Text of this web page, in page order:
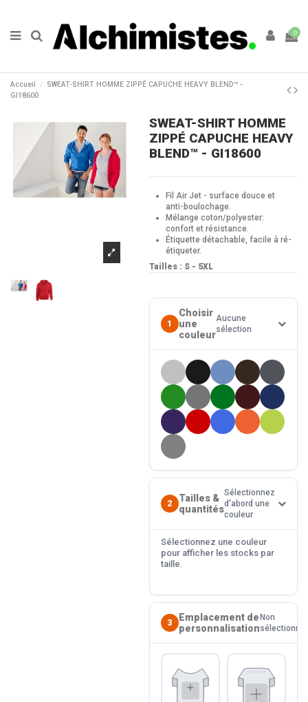
0
Accueil
SWEAT-SHIRT HOMME ZIPPÉ CAPUCHE HEAVY BLEND™ -
GI18600
SWEAT-SHIRT HOMME
ZIPPÉ CAPUCHE HEAVY
BLEND™ - GI18600
Fil Air Jet - surface douce et
anti-boulochage.
Mélange coton/polyester:
confort et résistance.
Étiquette détachable, facile à ré-
étiqueter.
Tailles : S - 5XL
1
Choisir
une
couleur
Aucune
sélection
2
Tailles &
quantités
Sélectionnez
d'abord une
couleur
Sélectionnez une couleur
pour afficher les stocks par
taille.
3
Emplacement de
personnalisation
Non
sélectionné